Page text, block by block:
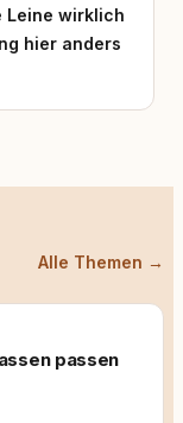
Leine wirklich
hier anders
Alle Themen →
passen